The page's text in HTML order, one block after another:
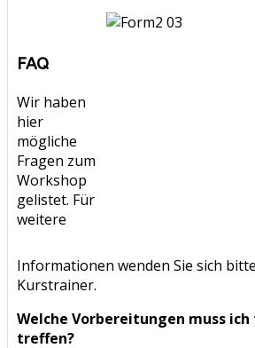
FAQ
Wir haben
hier
mögliche
Fragen zum
Workshop
gelistet. Für
weitere
Informationen wenden Sie sich
Kurstrainer.
Welche Vorbereitungen muss ich
treffen?